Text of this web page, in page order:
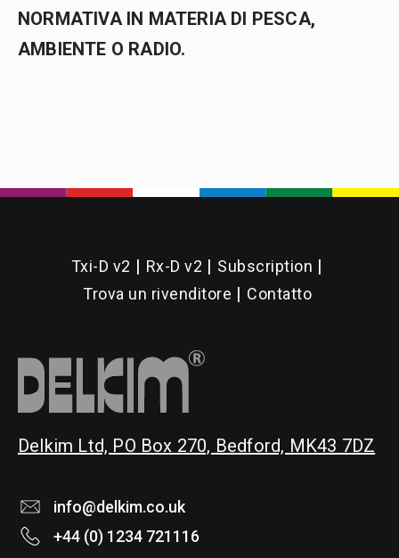
NORMATIVA IN MATERIA DI PESCA,
AMBIENTE O RADIO.
Txi-D v2 Rx-D v2
Subscription
Trova un rivenditore
Contatto
Delkim Ltd, PO Box 270, Bedford, MK43 7DZ
info@delkim.co.uk
+44 (0) 1234 721116